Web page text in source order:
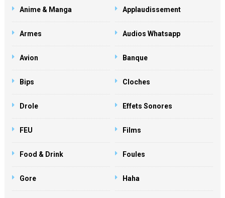
Anime & Manga Applaudissement
Armes Audios Whatsapp
Avion Banque
Bips Cloches
Drole Effets Sonores
FEU Films
Food & Drink Foules
Gore Haha